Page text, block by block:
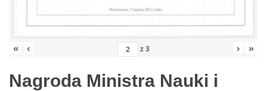
« ‹ z3 › »
Nagroda Ministra Nauki i